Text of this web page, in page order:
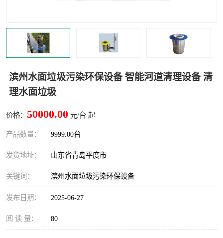
滨州水面垃圾污染环保设备 智能河道清理设备 清
理水面垃圾
价格： 50000.00 元/台 起
产品数量： 9999.00台
发货地址： 山东省青岛平度市
关键词： 滨州水面垃圾污染环保设备
发布日期： 2025-06-27
阅 读 量： 80
一体化泵闸
真空冲洗设备
水平自清洗格栅